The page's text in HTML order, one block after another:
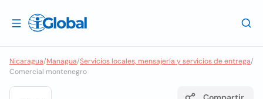
Nicaragua/Managua/Servicios locales, mensajería y servicios de entrega/
Comercial montenegro